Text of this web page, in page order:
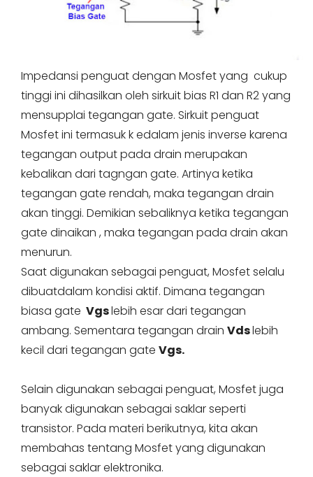
Impedansi penguat dengan Mosfet yang cukup
tinggi ini dihasilkan oleh sirkuit bias R1 dan R2 yang
mensupplai tegangan gate. Sirkuit penguat
Mosfet ini termasuk k edalam jenis inverse karena
tegangan output pada drain merupakan
kebalikan dari tagngan gate. Artinya ketika
tegangan gate rendah, maka tegangan drain
akan tinggi. Demikian sebaliknya ketika tegangan
gate dinaikan , maka tegangan pada drain akan
menurun.
Saat digunakan sebagai penguat, Mosfet selalu
dibuatdalam kondisi aktif. Dimana tegangan
biasa gate Vgslebih esar dari tegangan
ambang. Sementara tegangan drain Vdslebih
kecil dari tegangan gate Vgs.
Selain digunakan sebagai penguat, Mosfet juga
banyak digunakan sebagai saklar seperti
transistor. Pada materi berikutnya, kita akan
membahas tentang Mosfet yang digunakan
sebagai saklar elektronika.